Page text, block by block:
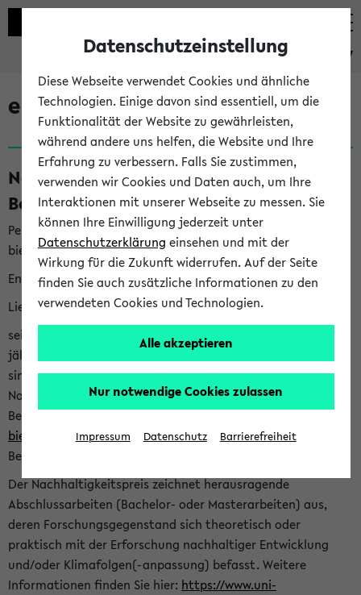
eKVV
eKVV News
Nachhaltigkeitspreis 2026:
Bewerbungsphase gestartet (06.08.26)
Per E-Mail eingestellt von nachhaltigkeitsbuero@uni-
bielefeld.de an den Verteiler 'Alle Studierenden':
English version below
Liebe Studierende,
seit 2023 verleiht das Rektorat der Universität Bielefeld
jährlich den Nachhaltigkeitspreis für Abschlussarbeiten. Sie
sind herzlich eingeladen sich mit Ihrer Abschlussarbeit beim
Nachhaltigkeitsbüro zu bewerben. Bitte nutzen Sie für Ihre
Bewerbung dieses Formular<https://formulare.uni-
bielefeld.de/frontend-server/form/provide/913/>. Die
Bewerbungsfrist endet am 30.09.2026.
Der Nachhaltigkeitspreis zeichnet herausragende
Abschlussarbeiten (Bachelor- oder Masterarbeiten) aus,
deren Forschungsgegenstand sich theoretisch oder
praktisch mit der Erforschung nachhaltiger Entwicklung
und/oder Klimafolgen(-anpassung) befasst. Weitere
Informationen finden Sie hier: https://www.uni-
Datenschutzeinstellung
Diese Webseite verwendet Cookies und ähnliche
Technologien. Einige davon sind essentiell, um die
Funktionalität der Website zu gewährleisten,
während andere uns helfen, die Website und Ihre
Erfahrung zu verbessern. Falls Sie zustimmen,
verwenden wir Cookies und Daten auch, um Ihre
Interaktionen mit unserer Webseite zu messen. Sie
können Ihre Einwilligung jederzeit unter
Datenschutzerklärung einsehen und mit der
Wirkung für die Zukunft widerrufen. Auf der Seite
finden Sie auch zusätzliche Informationen zu den
verwendeten Cookies und Technologien.
Alle akzeptieren
Nur notwendige Cookies zulassen
Impressum Datenschutz Barrierefreiheit